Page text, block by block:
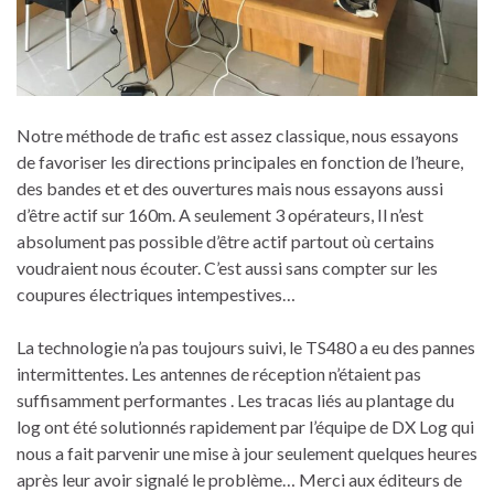
Notre méthode de trafic est assez classique, nous essayons
de favoriser les directions principales en fonction de l’heure,
des bandes et et des ouvertures mais nous essayons aussi
d’être actif sur 160m. A seulement 3 opérateurs, Il n’est
absolument pas possible d’être actif partout où certains
voudraient nous écouter. C’est aussi sans compter sur les
coupures électriques intempestives…
La technologie n’a pas toujours suivi, le TS480 a eu des pannes
intermittentes. Les antennes de réception n’étaient pas
suffisamment performantes . Les tracas liés au plantage du
log ont été solutionnés rapidement par l’équipe de DX Log qui
nous a fait parvenir une mise à jour seulement quelques heures
après leur avoir signalé le problème… Merci aux éditeurs de